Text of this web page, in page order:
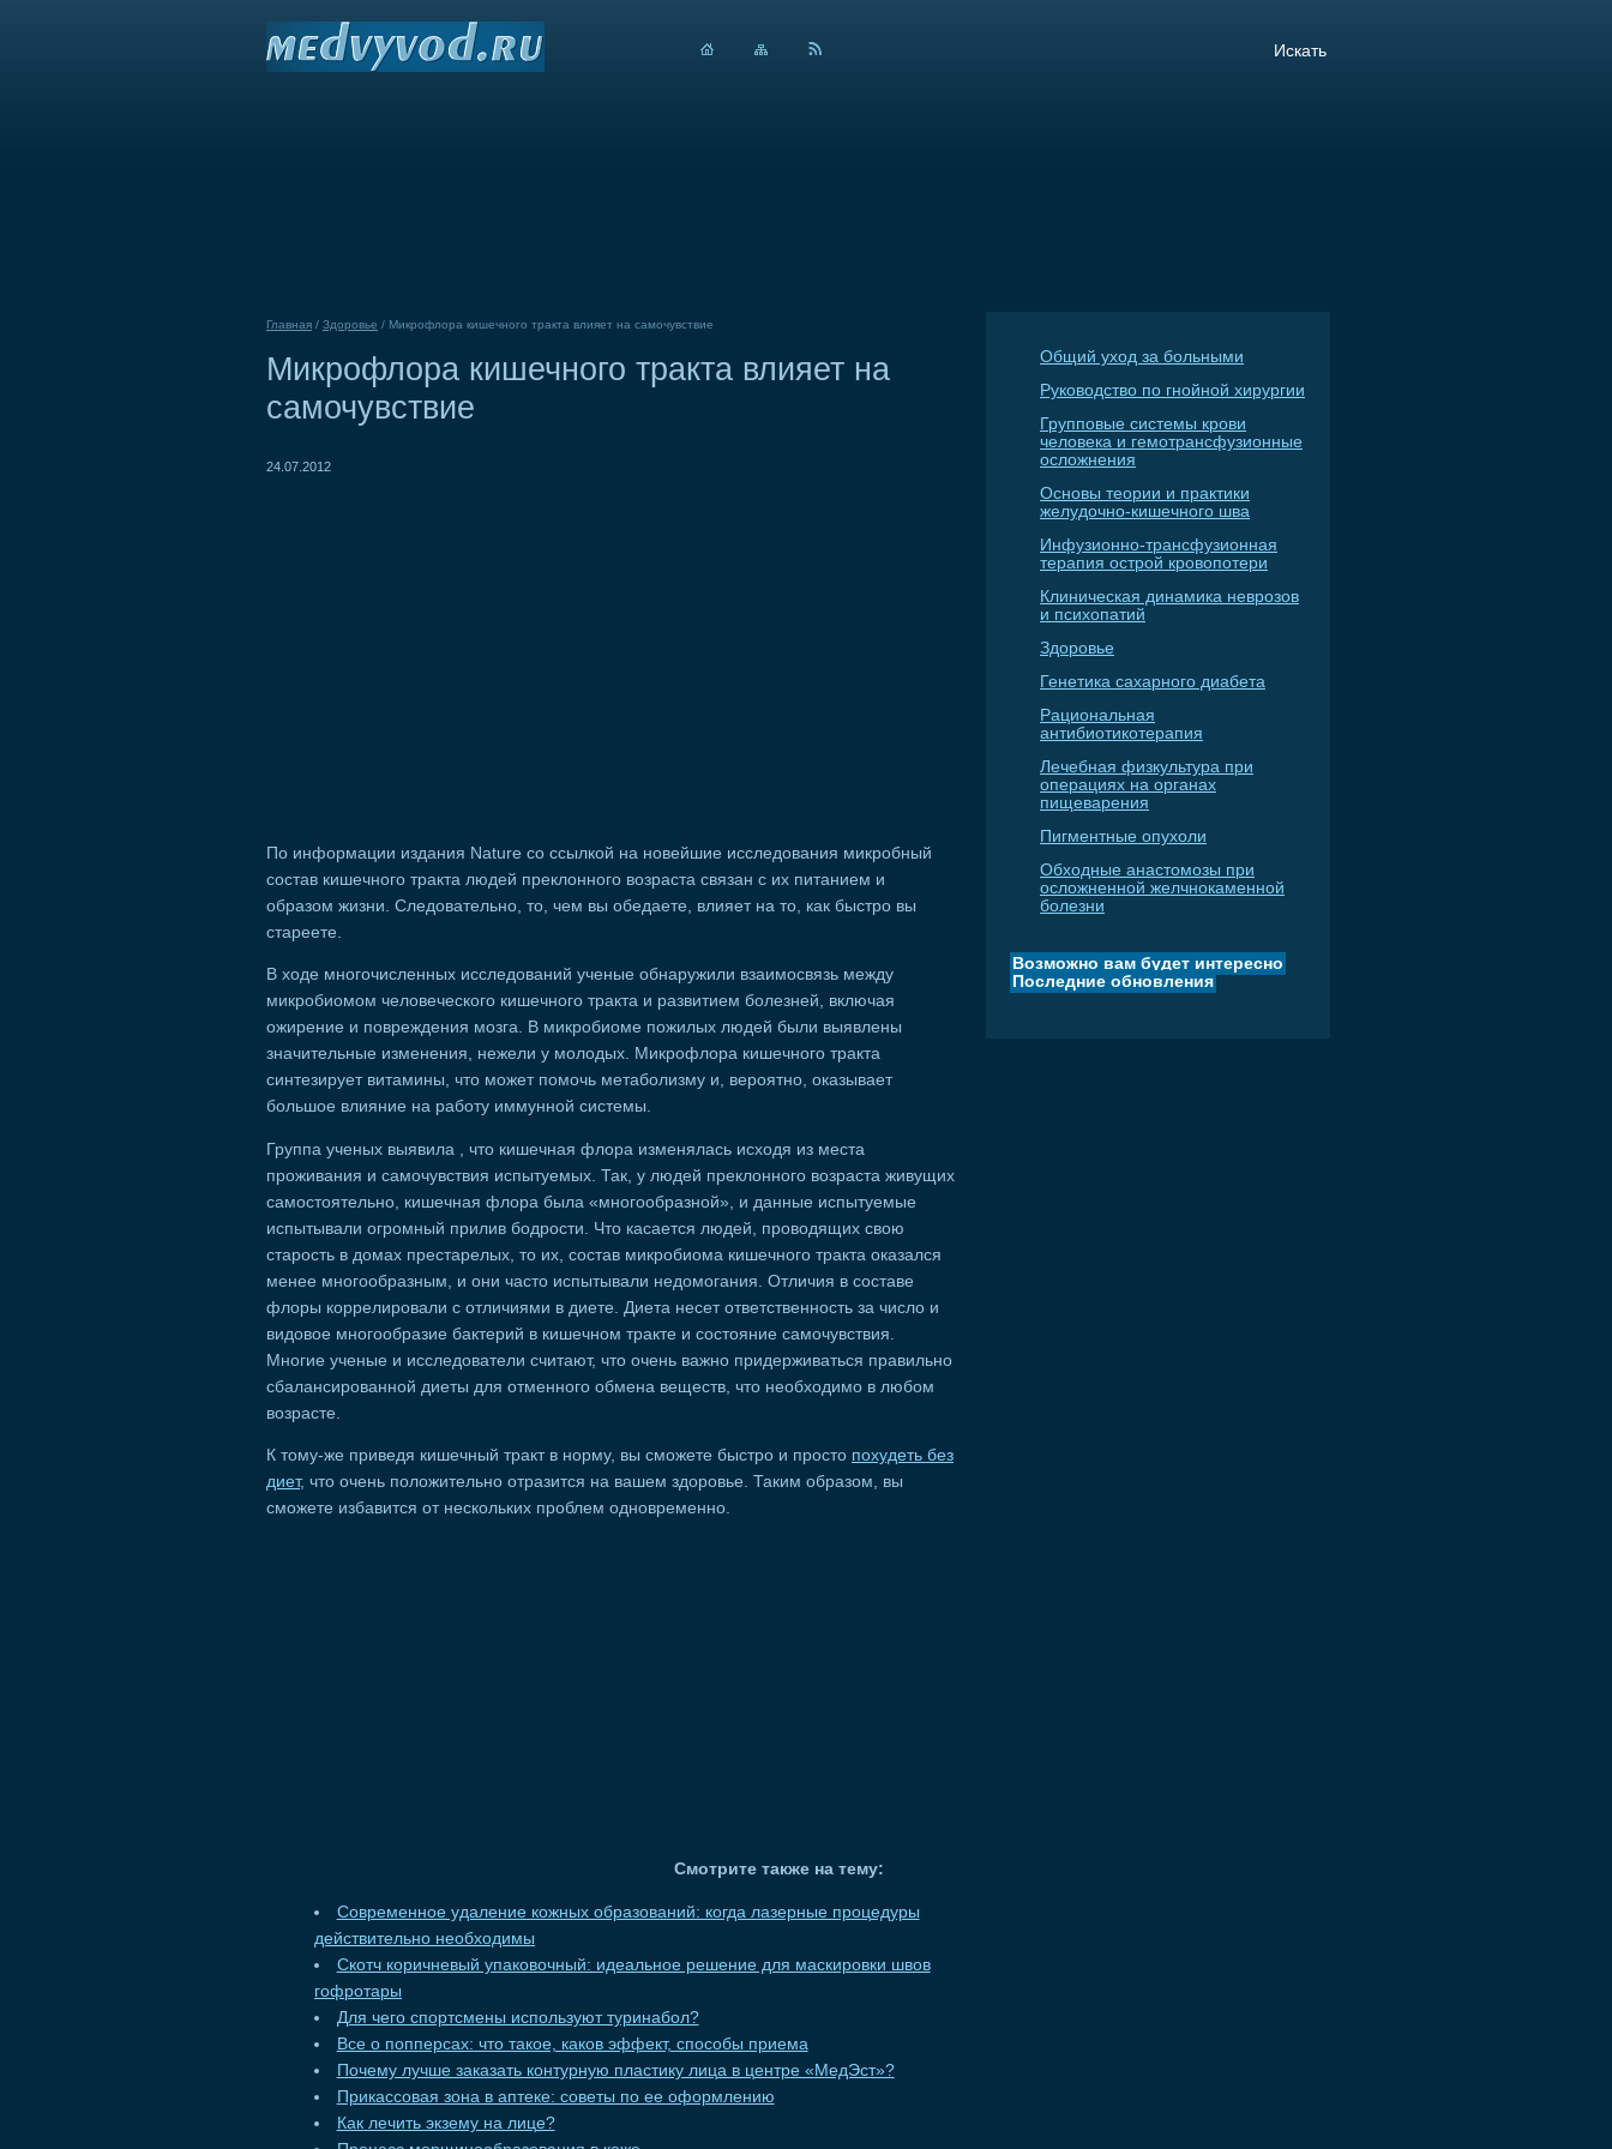
Главная / Здоровье / Микрофлора кишечного тракта влияет на самочувствие
Микрофлора кишечного тракта влияет на
самочувствие
24.07.2012
По информации издания Nature со ссылкой на новейшие исследования микробный
состав кишечного тракта людей преклонного возраста связан с их питанием и
образом жизни. Следовательно, то, чем вы обедаете, влияет на то, как быстро вы
стареете.
В ходе многочисленных исследований ученые обнаружили взаимосвязь между
микробиомом человеческого кишечного тракта и развитием болезней, включая
ожирение и повреждения мозга. В микробиoме пожилых людей были выявлены
значительные изменения, нежели у молодых. Микрофлора кишечного тракта
синтезирует витамины, что может помочь метаболизму и, вероятно, оказывает
большое влияние на работу иммунной системы.
Группа ученых выявила , что кишечная флора изменялась исходя из места
проживания и самочувствия испытуемых. Так, у людей преклонного возраста живущих
самостоятельно, кишечная флора была «многообразной», и данные испытуемые
испытывали огромный прилив бодрости. Что касается людей, проводящих свою
старость в домах престарелых, то их, состав микробиома кишечного тракта оказался
менее многообразным, и они часто испытывали недомогания. Отличия в составе
флоры коррелировали с отличиями в диете. Диета несет ответственность за число и
видовое многообразие бактерий в кишечном тракте и состояние самочувствия.
Многие ученые и исследователи считают, что очень важно придерживаться правильно
сбалансированной диеты для отменного обмена веществ, что необходимо в любом
возрасте.
К тому-же приведя кишечный тракт в норму, вы сможете быстро и просто похудеть без
диет, что очень положительно отразится на вашем здоровье. Таким образом, вы
сможете избавится от нескольких проблем одновременно.
Смотрите также на тему:
Современное удаление кожных образований: когда лазерные процедуры
действительно необходимы
Скотч коричневый упаковочный: идеальное решение для маскировки швов
гофротары
Для чего спортсмены используют туринабол?
Все о попперсах: что такое, каков эффект, способы приема
Почему лучше заказать контурную пластику лица в центре «МедЭст»?
Прикассовая зона в аптеке: советы по ее оформлению
Как лечить экзему на лице?
Общий уход за больными
Руководство по гнойной хирургии
Групповые системы крови
человека и гемотрансфузионные
осложнения
Основы теории и практики
желудочно-кишечного шва
Инфузионно-трансфузионная
терапия острой кровопотери
Клиническая динамика неврозов
и психопатий
Здоровье
Генетика сахарного диабета
Рациональная
антибиотикотерапия
Лечебная физкультура при
операциях на органах
пищеварения
Пигментные опухоли
Обходные анастомозы при
осложненной желчнокаменной
болезни
Возможно вам будет интересно
Последние обновления